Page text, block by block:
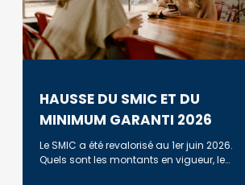
HAUSSE DU SMIC ET DU
MINIMUM GARANTI 2026
Le SMIC a été revalorisé au 1er juin 2026.
Quels sont les montants en vigueur, leur